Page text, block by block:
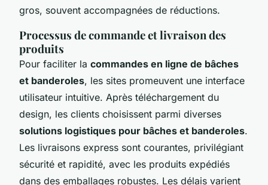
gros, souvent accompagnées de réductions.
Processus de commande et livraison des
produits
Pour faciliter la commandes en ligne de bâches
et banderoles, les sites promeuvent une interface
utilisateur intuitive. Après téléchargement du
design, les clients choisissent parmi diverses
solutions logistiques pour bâches et banderoles.
Les livraisons express sont courantes, privilégiant
sécurité et rapidité, avec les produits expédiés
dans des emballages robustes. Les délais varient